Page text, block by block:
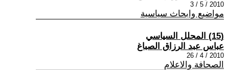
2010 / 5 / 3
مواضيع وابحاث سياسية
(15) المحلل السياسي
عباس عبد الرزاق الصباغ
2010 / 4 / 26
الصحافة والاعلام